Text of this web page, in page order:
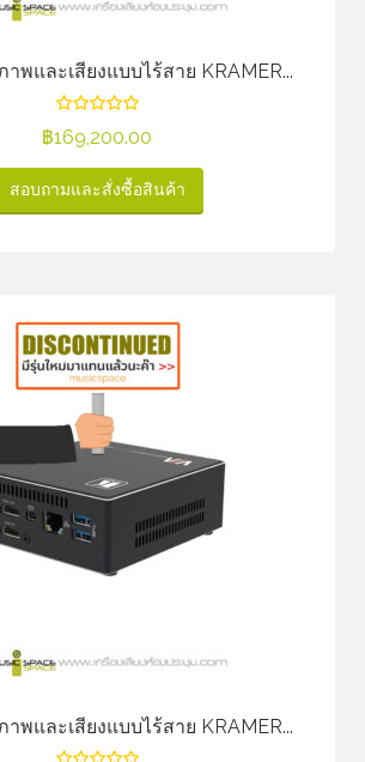
าพและเสียงแบบไร้สาย KRAMER...
฿169,200.00
สอบถามและสั่งซื้อสินค้า
าพและเสียงแบบไร้สาย KRAMER...